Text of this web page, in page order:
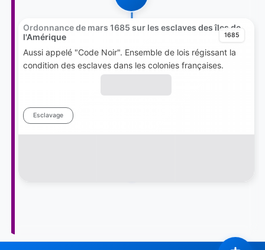
1685
Ordonnance de mars 1685 sur les esclaves des îles de
l'Amérique
Aussi appelé "Code Noir". Ensemble de lois régissant la
condition des esclaves dans les colonies françaises.
Esclavage